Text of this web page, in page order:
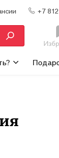
+7